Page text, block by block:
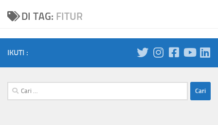
DI TAG: FITUR
IKUTI :
Cari
untuk: